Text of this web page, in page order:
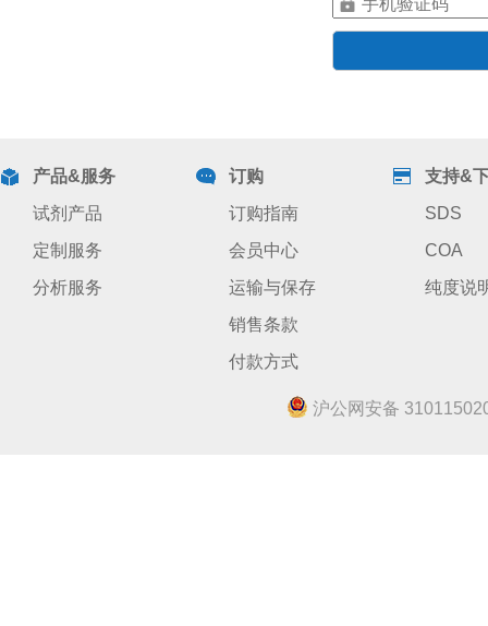
产品&服务
试剂产品
定制服务
分析服务
订购
订购指南
会员中心
运输与保存
销售条款
付款方式
支持&
SDS
COA
纯度说
沪公网安备